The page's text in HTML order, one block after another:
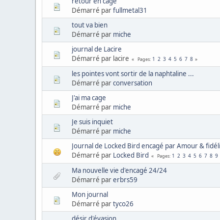
Démarré parfullmetal31
tout va bien
Démarré par miche
journal de Lacire
Démarré par lacire
Pages 1 2 3 4 5 6 7 8
les pointes vont sortir de la naphtaline ...
Démarré parconversation
J'ai ma cage
Démarré par miche
Je suis inquiet
Démarré par miche
Journal de Locked Bird encagé par Amour &
Démarré par Locked Bird Pages 1 2 3 4 5 6 7 8 9
Ma nouvelle vie d'encagé 24/24
Démarré parerbrs59
Mon journal
Démarré partyco26